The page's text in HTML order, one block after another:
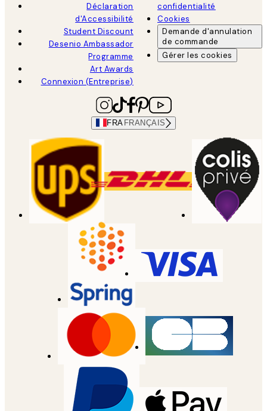
Déclaration
d'Accessibilité
Student Discount
Desenio Ambassador
Programme
Art Awards
Connexion (Entreprise)
confidentialité
Cookies
Demande d'annulation
de commande
Gérer les cookies
FRA FRANÇAIS